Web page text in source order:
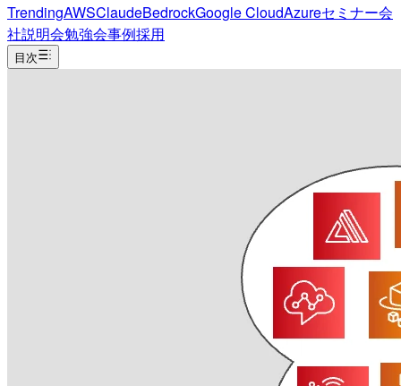
TrendingAWSClaudeBedrockGoogle CloudAzureセミナー会
社説明会勉強会事例採用
目次